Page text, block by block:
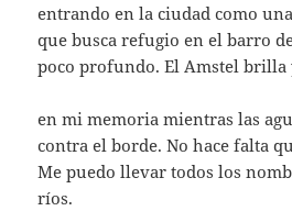
entrando en la ciudad como
que busca refugio en el barro
poco profundo. El Amstel brilla
en mi memoria mientras las
contra el borde. No hace falta
Me puedo llevar todos los
ríos.